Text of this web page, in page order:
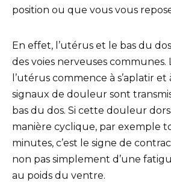
position ou que vous vous
En effet, l’utérus et le bas du
des voies nerveuses communes.
l’utérus commence à s’aplatir et
signaux de douleur sont
bas du dos. Si cette douleur
manière cyclique, par exemple
minutes, c’est le signe de
non pas simplement d’une
au poids du ventre.